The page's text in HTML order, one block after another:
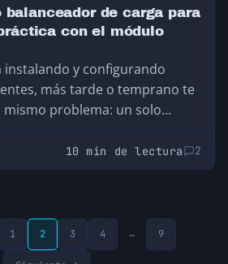
de carga para
con el módulo
instalando y configurando
más tarde o temprano te
problema: un solo
10 min de lectura 2
1 2 3 4 … 9